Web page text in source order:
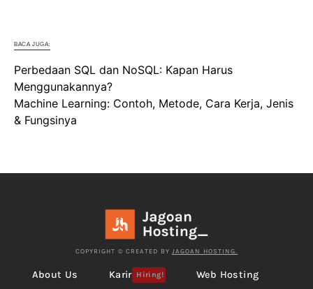
BACA JUGA:
Perbedaan SQL dan NoSQL: Kapan Harus
Menggunakannya?
Machine Learning: Contoh, Metode, Cara Kerja, Jenis
& Fungsinya
COPYRIGHT © CREATED BY JAGOAN HOSTING.
About Us Karir Hiring! Web Hosting